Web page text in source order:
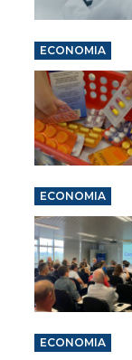
ECONOMIA
ECONOMIA
ECONOMIA